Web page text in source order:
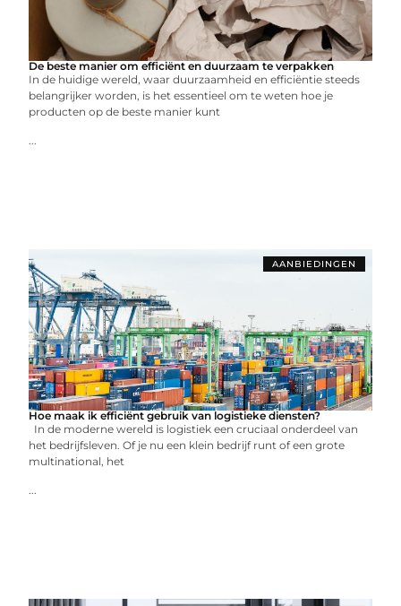
De beste manier om efficiënt en duurzaam te verpakken
In de huidige wereld, waar duurzaamheid en efficiëntie steeds
belangrijker worden, is het essentieel om te weten hoe je
producten op de beste manier kunt
...
AANBIEDINGEN
Hoe maak ik efficiënt gebruik van logistieke diensten?
In de moderne wereld is logistiek een cruciaal onderdeel van
het bedrijfsleven. Of je nu een klein bedrijf runt of een grote
multinational, het
...